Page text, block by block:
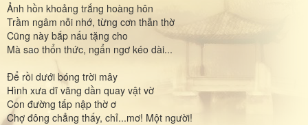
Ảnh hồn khoảng trắng hoàng hôn
Trầm ngâm nỗi nhớ, từng cơn thẫn thờ
Cũng này bắp nấu tặng cho
Mà sao thổn thức, ngẩn ngơ kéo dài...
Để rồi dưới bóng trời mây
Hình xưa dĩ vãng dần quay vật vờ
Con đường tấp nập thờ ơ
Chợ đông chẳng thấy, chỉ...mơ! Một người!